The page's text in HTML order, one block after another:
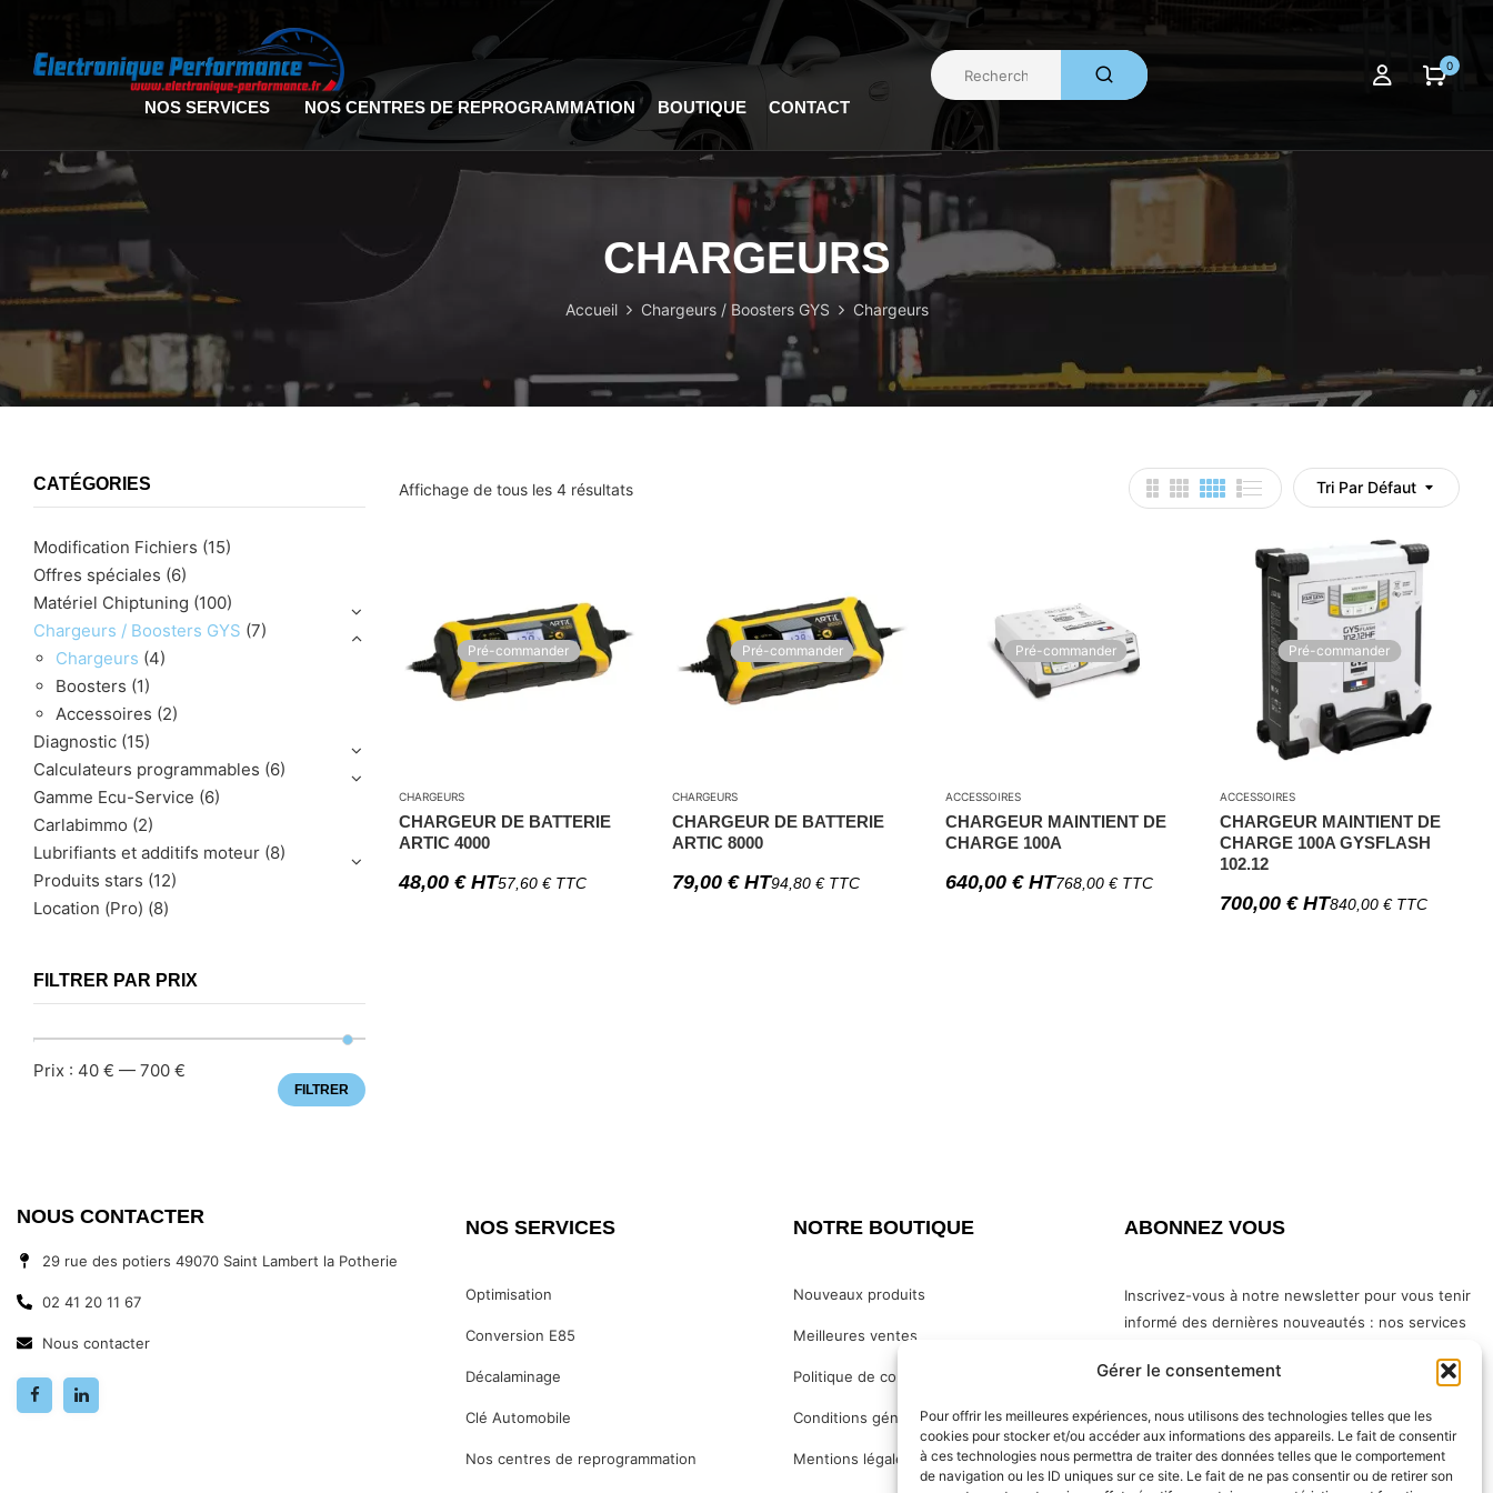
Gérer le consentement
Pour offrir les meilleures expériences, nous utilisons des technologies telles que les
cookies pour stocker et/ou accéder aux informations des appareils. Le fait de consentir
à ces technologies nous permettra de traiter des données telles que le comportement
de navigation ou les ID uniques sur ce site. Le fait de ne pas consentir ou de retirer son
NOS SERVICES NOS CENTRES DE REPROGRAMMATION BOUTIQUE CONTACT
0
CHARGEURS
Accueil Chargeurs / Boosters GYS Chargeurs
CATÉGORIES
Modification Fichiers (15)
Offres spéciales (6)
Matériel Chiptuning (100)
Chargeurs / Boosters GYS (7)
Chargeurs (4)
Boosters (1)
Accessoires (2)
Diagnostic (15)
Calculateurs programmables (6)
Gamme Ecu-Service (6)
Carlabimmo (2)
Lubrifiants et additifs moteur (8)
Produits stars (12)
Location (Pro) (8)
FILTRER PAR PRIX
FILTRER
Prix : 40 € — 700 €
Tri Par Défaut
Affichage de tous les 4 résultats
Pré-commander
CHARGEURS
CHARGEUR DE BATTERIE
ARTIC 4000
48,00 €HT57,60 €TTC
Pré-commander
CHARGEURS
CHARGEUR DE BATTERIE
ARTIC 8000
79,00 €HT94,80 €TTC
Pré-commander
ACCESSOIRES
CHARGEUR MAINTIENT DE
CHARGE 100A
640,00€HT768,00€TTC
Pré-commander
ACCESSOIRES
CHARGEUR MAINTIENT DE
CHARGE 100A GYSFLASH
102.12
700,00 €HT840,00 €TTC
NOUS CONTACTER
29 rue des potiers 49070 Saint Lambert la Potherie
02 41 20 11 67
Nous contacter
NOS SERVICES
Optimisation
Conversion E85
Décalaminage
Clé Automobile
Nos centres de reprogrammation
NOTRE BOUTIQUE
Nouveaux produits
Meilleures ventes
Politique de confidentialité
Conditions générales de vente
Mentions légales
ABONNEZ VOUS
Inscrivez-vous à notre newsletter pour vous tenir
informé des dernières nouveautés : nos services